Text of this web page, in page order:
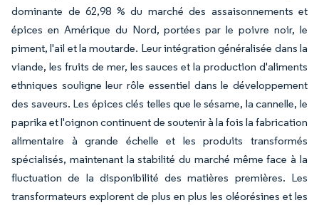
dominante de 62,98 % du marché des assaisonnements et
épices en Amérique du Nord, portées par le poivre noir, le
piment, l'ail et la moutarde. Leur intégration généralisée dans la
viande, les fruits de mer, les sauces et la production d'aliments
ethniques souligne leur rôle essentiel dans le développement
des saveurs. Les épices clés telles que le sésame, la cannelle, le
paprika et l'oignon continuent de soutenir à la fois la fabrication
alimentaire à grande échelle et les produits transformés
spécialisés, maintenant la stabilité du marché même face à la
fluctuation de la disponibilité des matières premières. Les
transformateurs explorent de plus en plus les oléorésines et les